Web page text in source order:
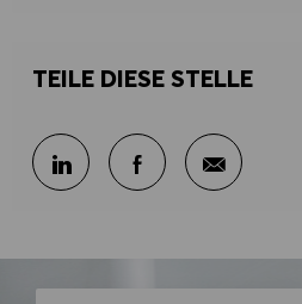
TEILE DIESE STELLE
Über LinkedIn teilen
Über Per E-